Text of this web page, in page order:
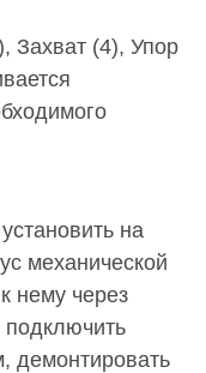
Захват (4), Упор
на
механической
нему через
демонтировать